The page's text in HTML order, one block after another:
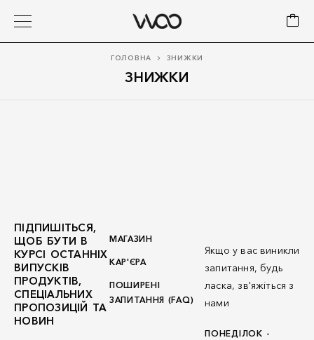
ЗНИЖКИ
ГОЛОВНА ЗНИЖКИ
ПІДПИШІТЬСЯ,
ЩОБ БУТИ В
КУРСІ ОСТАННІХ
ВИПУСКІВ
ПРОДУКТІВ,
СПЕЦІАЛЬНИХ
ПРОПОЗИЦІЙ ТА
НОВИН
МАГАЗИН
КАР'ЄРА
ПОШИРЕНІ
ЗАПИТАННЯ (FAQ)
Якщо у вас виникли
запитання, будь
ласка, зв'яжіться з
нами
ПОНЕДІЛОК -